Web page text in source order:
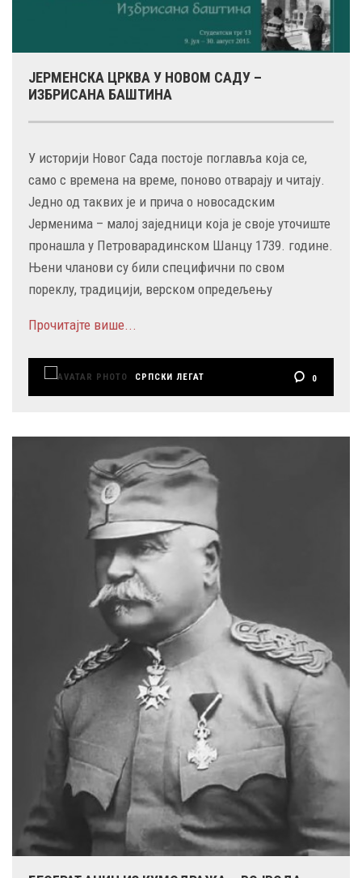
ЈЕРМЕНСКА ЦРКВА У НОВОМ САДУ –
ИЗБРИСАНА БАШТИНА
У историји Новог Сада постоје поглавља која се,
само с времена на време, поново отварају и читају.
Једно од таквих је и прича о новосадским
Јерменима – малој заједници која је своје уточиште
пронашла у Петроварадинском Шанцу 1739. године.
Њени чланови су били специфични по свом
пореклу, традицији, верском опредељењу
Прочитајте више...
СРПСКИ ЛЕГАТ 0